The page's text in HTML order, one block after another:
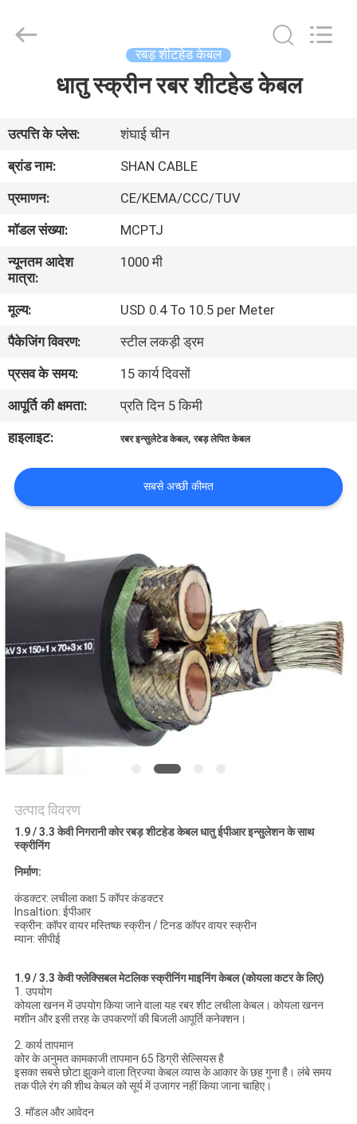
उत्पाद
वीडियो
वीआर
दिखाएँ
हमारे
बारे
में
फैक्टरी
गुणवत्ता
नियंत्रण
हमसे
करें
BLOG
बोली
का
अनुरोध
NEWS
साइटमैप
गोपनीयता
नीति
Cable
(Group)
रबड़ शीटहेड केबल
धातु स्क्रीन रबर शीटहेड केबल
उत्पत्ति के प्लेस:
शंघाई चीन
ब्रांड नाम:
SHAN CABLE
प्रमाणन:
CE/KEMA/CCC/TUV
मॉडल संख्या:
MCPTJ
न्यूनतम आदेश
मात्रा:
1000 मी
मूल्य:
USD 0.4 To 10.5 per Meter
पैकेजिंग विवरण:
स्टील लकड़ी ड्रम
प्रसव के समय:
15 कार्य दिवसों
आपूर्ति की क्षमता:
प्रति दिन 5 किमी
हाइलाइट:
रबर इन्सुलेटेड केबल,रबड़ लेपित केबल
सबसे अच्छी कीमत
उत्पाद विवरण
1.9 / 3.3 केवी निगरानी कोर रबड़ शीटहेड केबल धातु ईपीआर इन्सुलेशन के साथ
स्क्रीनिंग
निर्माण:
कंडक्टर: लचीला कक्षा 5 कॉपर कंडक्टर
Insaltion: ईपीआर
स्क्रीन: कॉपर वायर मस्तिष्क स्क्रीन / टिनड कॉपर वायर स्क्रीन
म्यान: सीपीई
1.9 / 3.3 केवी फ्लेक्सिबल मेटलिक स्क्रीनिंग माइनिंग केबल (कोयला कटर के लिए)
1. उपयोग
कोयला खनन में उपयोग किया जाने वाला यह रबर शीट लचीला केबल। कोयला खनन
मशीन और इसी तरह के उपकरणों की बिजली आपूर्ति कनेक्शन।
2. कार्य तापमान
कोर के अनुमत कामकाजी तापमान 65 डिग्री सेल्सियस है
इसका सबसे छोटा झुकने वाला त्रिज्या केबल व्यास के आकार के छह गुना है। लंबे समय
तक पीले रंग की शीथ केबल को सूर्य में उजागर नहीं किया जाना चाहिए।
3. मॉडल और आवेदन